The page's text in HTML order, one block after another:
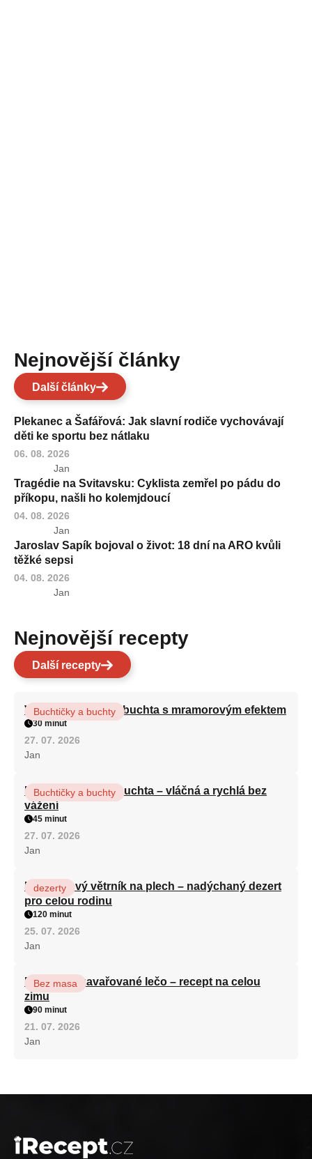
Nejnovější články
Další články
Plekanec a Šafářová: Jak slavní rodiče vychovávají
děti ke sportu bez nátlaku
06. 08. 2026
Jan
Tragédie na Svitavsku: Cyklista zemřel po pádu do
příkopu, našli ho kolemjdoucí
04. 08. 2026
Jan
Jaroslav Sapík bojoval o život: 18 dní na ARO kvůli
těžké sepsi
04. 08. 2026
Jan
Nejnovější recepty
Další recepty
Vláčná olejová litá buchta s mramorovým efektem
Buchtičky a buchty
30 minut
27. 07. 2026
Jan
Hrnková maková buchta – vláčná a rychlá bez
vážení
Buchtičky a buchty
45 minut
27. 07. 2026
Jan
Karamelový větrník na plech – nadýchaný dezert
pro celou rodinu
dezerty
120 minut
25. 07. 2026
Jan
Babiččino zavařované lečo – recept na celou
zimu
Bez masa
90 minut
21. 07. 2026
Jan